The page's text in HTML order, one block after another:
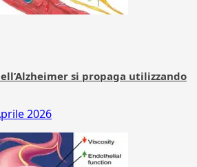
si propaga utilizzando
2026